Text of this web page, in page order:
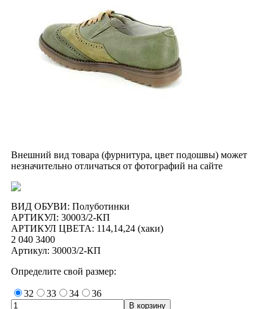
Внешний вид товара (фурнитура, цвет подошвы) может
незначительно отличаться от фотографий на сайте
ВИД ОБУВИ: Полуботинки
АРТИКУЛ: 30003/2-КП
АРТИКУЛ ЦВЕТА: 114,14,24 (хаки)
2 040 3400
Артикул: 30003/2-КП
Определите свой размер:
32 33 34 36